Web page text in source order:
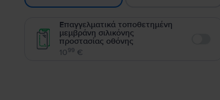
Επαγγελματικά τοποθετημένη
μεμβράνη σιλικόνης
προστασίας οθόνης
1099 €